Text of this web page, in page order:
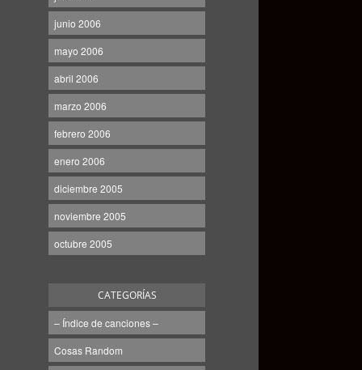
junio 2006
mayo 2006
abril 2006
marzo 2006
febrero 2006
enero 2006
diciembre 2005
noviembre 2005
octubre 2005
CATEGORÍAS
– Índice de canciones –
Cosas Random